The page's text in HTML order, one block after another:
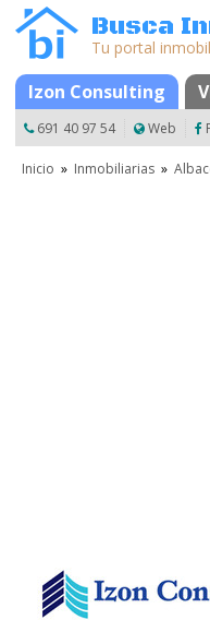
Busca
Tu portal
Izon Consulting
MapaFavoritos
691 40 97 54 Web
Inicio » Inmobiliarias »